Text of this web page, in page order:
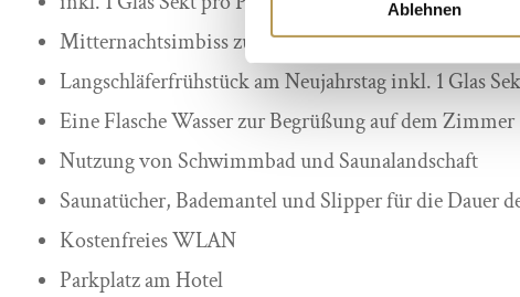
Ablehnen
Mitternachtsimbiss zum Jahreswechsel
Langschläferfrühstück am Neujahrstag inkl. 1 Glas
Eine Flasche Wasser zur Begrüßung auf dem Zimmer
Nutzung von Schwimmbad und Saunalandschaft
Saunatücher, Bademantel und Slipper für die Dauer
Kostenfreies WLAN
Parkplatz am Hotel